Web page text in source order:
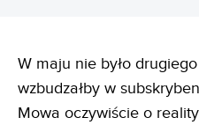
W maju nie było
wzbudzałby w
Mowa oczywiście o